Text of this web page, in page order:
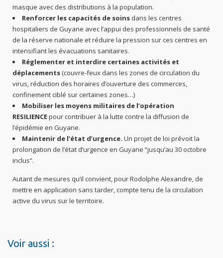
masque avec des distributions à la population.
Renforcer les capacités de soins dans les centres
hospitaliers de Guyane avec l’appui des professionnels de santé
de la réserve nationale et réduire la pression sur ces centres en
intensifiant les évacuations sanitaires.
Réglementer et interdire certaines activités et
déplacements(couvre-feux dans les zones de circulation du
virus, réduction des horaires d’ouverture des commerces,
confinement ciblé sur certaines zones…)
Mobiliser les moyens militaires de l’opération
RESILIENCEpour contribuer à la lutte contre la diffusion de
l’épidémie en Guyane.
Maintenir de l’état d’urgence.Un projet de loi prévoit la
prolongation de l’état d’urgence en Guyane “jusqu’au 30 octobre
inclus”.
Autant de mesures qu’il convient, pour Rodolphe Alexandre, de
mettre en application sans tarder, compte tenu de la circulation
active du virus sur le territoire.
Voir aussi :